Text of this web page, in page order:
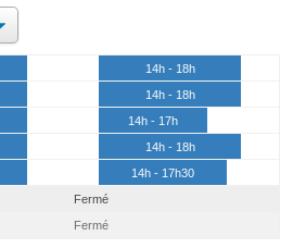
14h - 18h
14h - 18h
14h - 17h
14h - 18h
14h - 17h30
Fermé
Fermé